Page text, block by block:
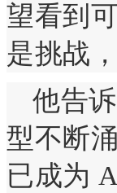
望看到
是挑战
他告
型不断
已成为